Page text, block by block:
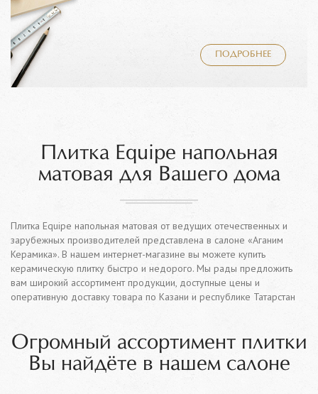
ПОДРОБНЕЕ
Плитка Equipe напольная
матовая для Вашего дома
Плитка Equipe напольная матовая от ведущих отечественных и
зарубежных производителей представлена в салоне «Аганим
Керамика». В нашем интернет-магазине вы можете купить
керамическую плитку быстро и недорого. Мы рады предложить
вам широкий ассортимент продукции, доступные цены и
оперативную доставку товара по Казани и республике Татарстан
Огромный ассортимент плитки
Вы найдёте в нашем салоне